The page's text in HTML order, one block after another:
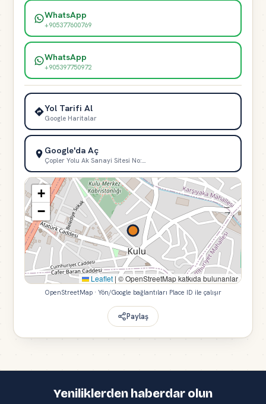
WhatsApp
+905377600769
WhatsApp
+905397750972
Yol Tarifi Al
Google Haritalar
Google'da Aç
Çopler Yolu Ak Sanayi Sitesi No:…
+
−
Leaflet | © OpenStreetMap katkıda bulunanlar
OpenStreetMap · Yön/Google bağlantıları Place ID ile çalışır
Paylaş
Yeniliklerden haberdar olun